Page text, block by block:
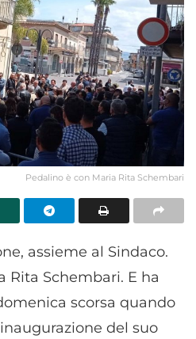
Pedalino è con Maria Rita Schembari
assieme al Sindaco.
Rita Schembari. E ha
scorsa quando
del suo